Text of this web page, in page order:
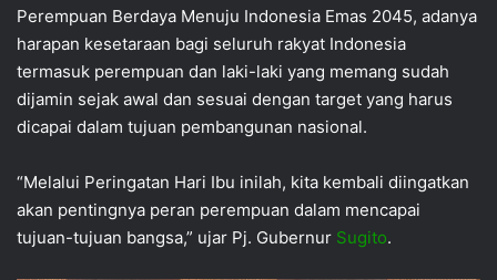
Perempuan Berdaya Menuju Indonesia Emas 2045, adanya
harapan kesetaraan bagi seluruh rakyat Indonesia
termasuk perempuan dan laki-laki yang memang sudah
dijamin sejak awal dan sesuai dengan target yang harus
dicapai dalam tujuan pembangunan nasional.
“Melalui Peringatan Hari Ibu inilah, kita kembali diingatkan
akan pentingnya peran perempuan dalam mencapai
tujuan-tujuan bangsa,” ujar Pj. Gubernur Sugito.